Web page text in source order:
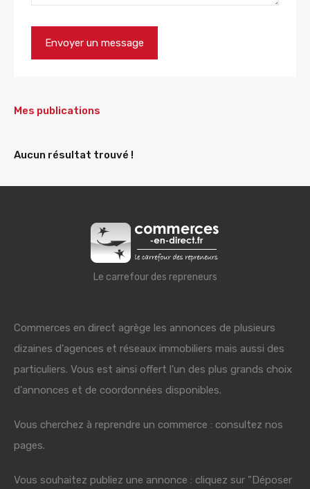
Mes publications
Aucun résultat trouvé !
Le carrefour des repreneurs
Commerces en direct agrège les annonces de plusieurs
dizaines d'agences et réseaux immobiliers mais aussi des
particuliers. Vous est ainsi offert l'un des plus grands choix
d'annonces et de coordonnées disponibles.
Vous cherchez à reprendre un commerce : consultez nos
pages.
Vous souhaitez publiez une annonce : cliquez sur "Déposer